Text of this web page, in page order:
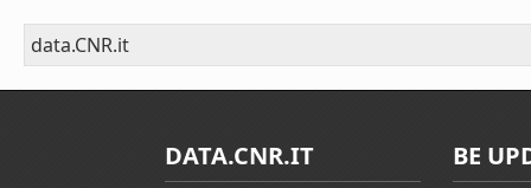
data.CNR.it
DATA.CNR.IT BE